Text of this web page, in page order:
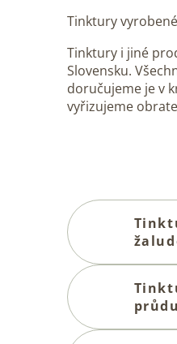
Tinktury
Tinktury i jiné
Slovensku.
doručujeme je v
vyřizujeme